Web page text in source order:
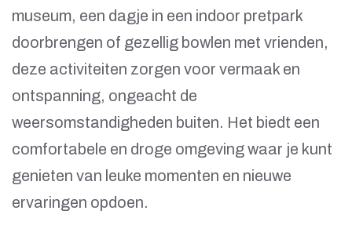
museum, een dagje in een indoor pretpark
doorbrengen of gezellig bowlen met vrienden,
deze activiteiten zorgen voor vermaak en
ontspanning, ongeacht de
weersomstandigheden buiten. Het biedt een
comfortabele en droge omgeving waar je kunt
genieten van leuke momenten en nieuwe
ervaringen opdoen.